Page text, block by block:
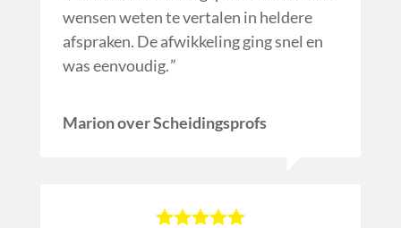
wensen weten te vertalen in heldere
afspraken. De afwikkeling ging snel en
was eenvoudig.
Marion over Scheidingsprofs